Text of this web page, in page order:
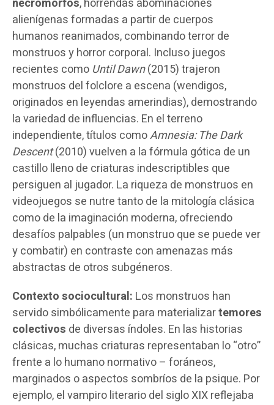
necromorfos, horrendas abominaciones
alienígenas formadas a partir de cuerpos
humanos reanimados, combinando terror de
monstruos y horror corporal. Incluso juegos
recientes como Until Dawn(2015) trajeron
monstruos del folclore a escena (wendigos,
originados en leyendas amerindias), demostrando
la variedad de influencias. En el terreno
independiente, títulos comoAmnesia: The Dark
Descent(2010) vuelven a la fórmula gótica de un
castillo lleno de criaturas indescriptibles que
persiguen al jugador. La riqueza de monstruos en
videojuegos se nutre tanto de la mitología clásica
como de la imaginación moderna, ofreciendo
desafíos palpables (un monstruo que se puede ver
y combatir) en contraste con amenazas más
abstractas de otros subgéneros.
Contexto sociocultural: Los monstruos han
servido simbólicamente para materializartemores
colectivos de diversas índoles. En las historias
clásicas, muchas criaturas representaban lo “otro”
frente a lo humano normativo – foráneos,
marginados o aspectos sombríos de la psique. Por
ejemplo, el vampiro literario del siglo XIX reflejaba